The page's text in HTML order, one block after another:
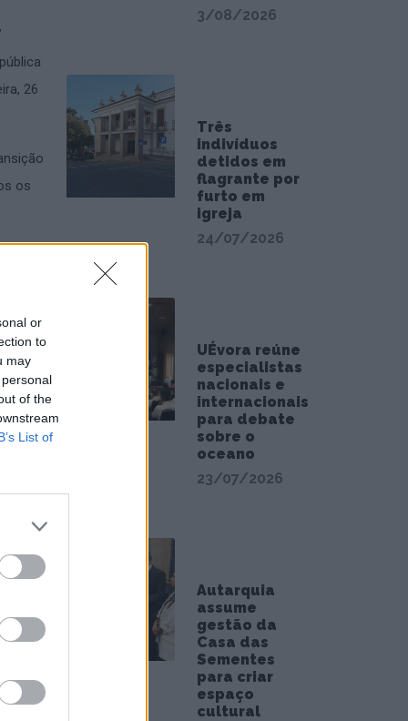
or
to
may
of the
List of
26
os
o
da
3/08/2026
Três
indivíduos
detidos em
flagrante por
furto em
igreja
24/07/2026
UÉvora reúne
especialistas
nacionais e
internacionais
para debate
sobre o
oceano
23/07/2026
Autarquia
assume
gestão da
Casa das
Sementes
para criar
espaço
cultural